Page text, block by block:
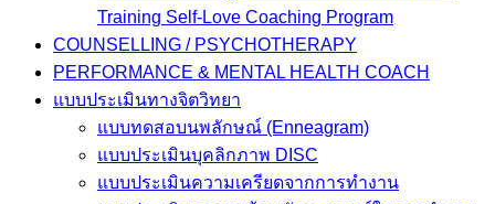
Training Self-Love Coaching Program
COUNSELLING / PSYCHOTHERAPY
PERFORMANCE & MENTAL HEALTH COACH
แบบประเมินทางจิตวิทยา
แบบทดสอบนพลักษณ์ (Enneagram)
แบบประเมินบุคลิกภาพ DISC
แบบประเมินความเครียดจากการทำงาน